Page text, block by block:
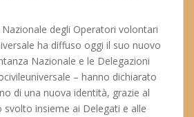
degli Operatori volontari
ha diffuso oggi il suo nuovo
Nazionale e le Delegazioni
– hanno dichiarato
di una nuova identità, grazie al
insieme ai Delegati e alle